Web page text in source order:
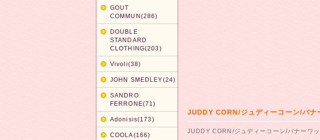
GOUT
COMMUN(286)
DOUBLE
STANDARD
CLOTHING(203)
Vivoli(38)
JOHN SMEDLEY(24)
SANDRO
FERRONE(71)
Adonisis(173)
COOLA(166)
JUDDY CORN/ジュディーコーン/バ
JUDDY CORN/ジュディーコーン/バナーワ